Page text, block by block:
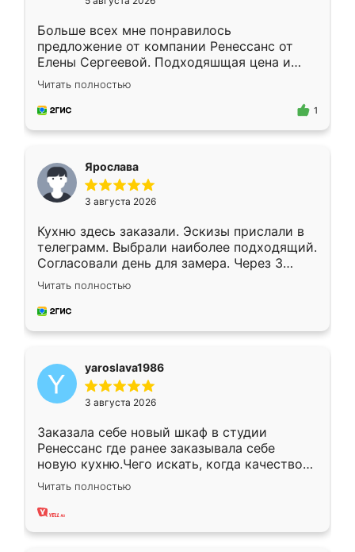
Больше всех мне понравилось
предложение от компании Ренессанс от
Елены Сергеевой. Подходяшщая цена и
короткие сроки изготовления. Приехавший
для замера сотрудник Владислав
предложил по моему эскизу самый
Читать полностью
1
Ярослава
3 августа 2026
Кухню здесь заказали. Эскизы прислали в
телеграмм. Выбрали наиболее подходящий.
Согласовали день для замера. Через 3
недели кухня была уже готова. Остались
довольны работой. Спасибо Ренессанс
мебель за качественную работу!
Читать полностью
yaroslava1986
3 августа 2026
Заказала себе новый шкаф в студии
Ренессанс где ранее заказывала себе
новую кухню.Чего искать, когда качеством
вполне довольна. Служит кухня уже почти
два года, нареканий нет.
Читать полностью